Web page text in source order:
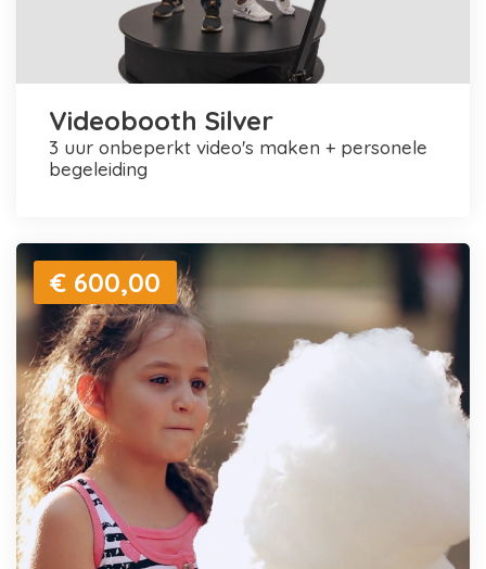
Videobooth Silver
3 uur onbeperkt video's maken + personele
begeleiding
€ 600,00